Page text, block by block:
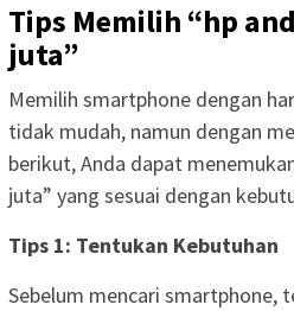
Tips Memilih “hp
juta”
Memilih smartphone dengan
tidak mudah, namun dengan
berikut, Anda dapat
juta” yang sesuai dengan
Tips 1: Tentukan Kebutuhan
Sebelum mencari smartphone,